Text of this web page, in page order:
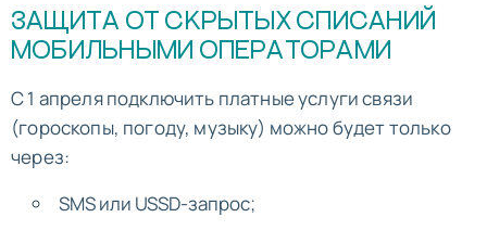
ЗАЩИТА ОТ СКРЫТЫХ СПИСАНИЙ
МОБИЛЬНЫМИ ОПЕРАТОРАМИ
С 1 апреля подключить платные услуги связи
(гороскопы, погоду, музыку) можно будет только
через:
SMS или USSD-запрос;